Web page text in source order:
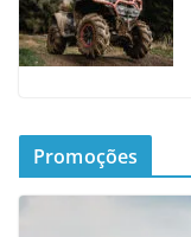
Promoções